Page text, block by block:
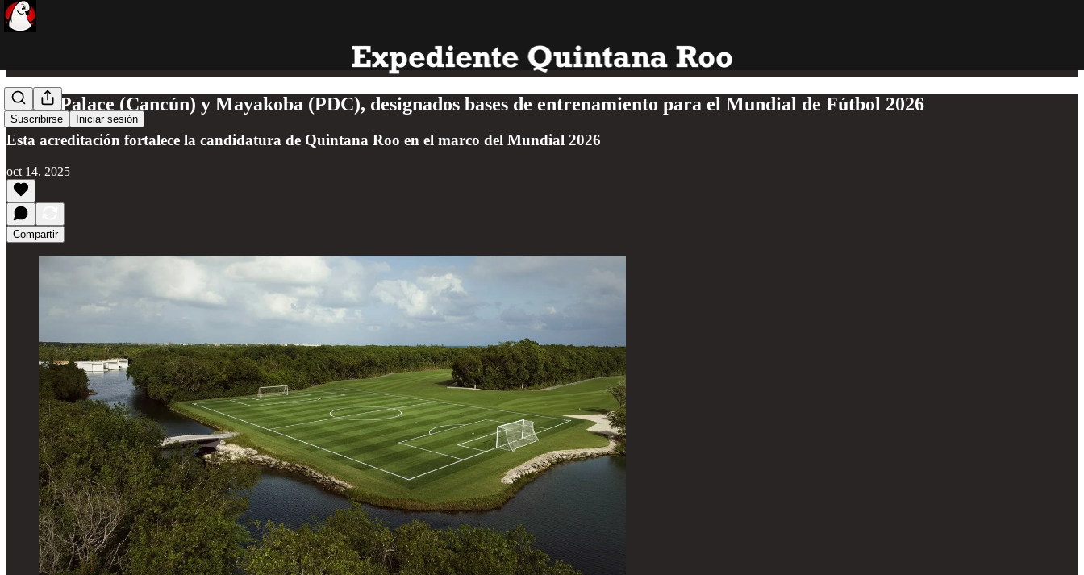
Suscribirse Iniciar sesión
Moon Palace (Cancún) y Mayakoba (PDC), designados bases de entrenamiento para el Mundial de Fútbol 2026
Esta acreditación fortalece la candidatura de Quintana Roo en el marco del Mundial 2026
oct 14, 2025
Compartir